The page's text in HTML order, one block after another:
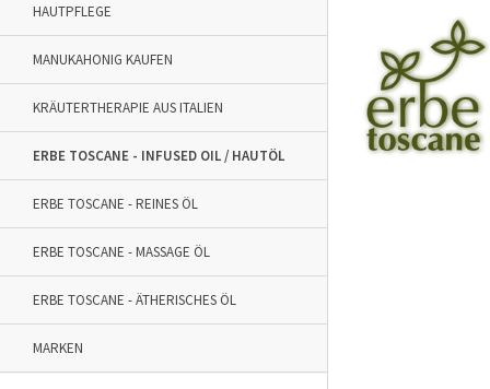
HAUTPFLEGE
MANUKAHONIG KAUFEN
KRÄUTERTHERAPIE AUS ITALIEN
ERBE TOSCANE - INFUSED OIL / HAUTÖL
ERBE TOSCANE - REINES ÖL
ERBE TOSCANE - MASSAGE ÖL
ERBE TOSCANE - ÄTHERISCHES ÖL
MARKEN